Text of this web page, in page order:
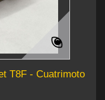
T8F - Cuatrimoto